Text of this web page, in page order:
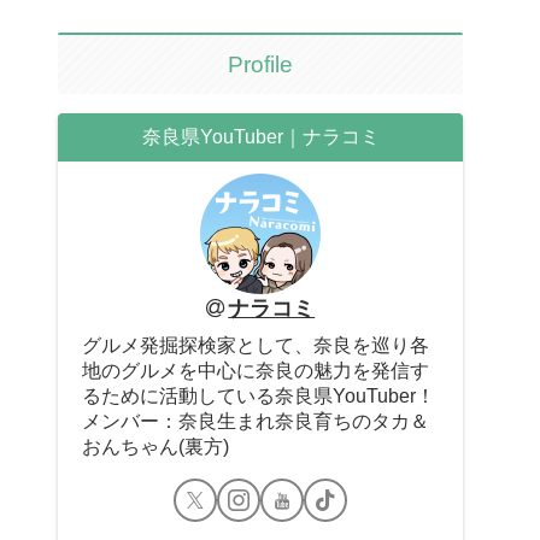
Profile
奈良県YouTuber｜ナラコミ
ナラコミ
グルメ発掘探検家として、奈良を巡り各
地のグルメを中心に奈良の魅力を発信す
るために活動している奈良県YouTuber！
メンバー：奈良生まれ奈良育ちのタカ＆
おんちゃん(裏方)